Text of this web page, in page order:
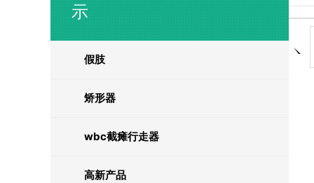
示
假肢
矫形器
wbc截瘫行走器
高新产品